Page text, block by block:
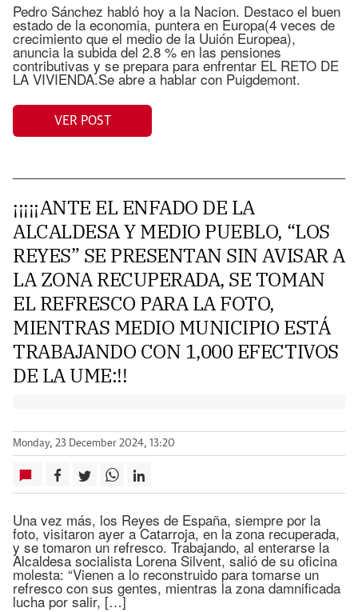
Pedro Sánchez habló hoy a la Nacion. Destaco el buen
estado de la economia, puntera en Europa(4 veces de
crecimiento que el medio de la Uuión Europea),
anuncia la subida del 2.8 % en las pensiones
contributivas y se prepara para enfrentar EL RETO DE
LA VIVIENDA.Se abre a hablar con Puigdemont.
VER POST
¡¡¡¡¡ANTE EL ENFADO DE LA
ALCALDESA Y MEDIO PUEBLO, “LOS
REYES” SE PRESENTAN SIN AVISAR A
LA ZONA RECUPERADA, SE TOMAN
EL REFRESCO PARA LA FOTO,
MIENTRAS MEDIO MUNICIPIO ESTÁ
TRABAJANDO CON 1,000 EFECTIVOS
DE LA UME:!!
Monday, 23 December 2024, 13:20
Una vez más, los Reyes de España, siempre por la
foto, visitaron ayer a Catarroja, en la zona recuperada,
y se tomaron un refresco. Trabajando, al enterarse la
Alcaldesa socialista Lorena Silvent, salió de su oficina
molesta: “Vienen a lo reconstruido para tomarse un
refresco con sus gentes, mientras la zona damnificada
lucha por salir, […]